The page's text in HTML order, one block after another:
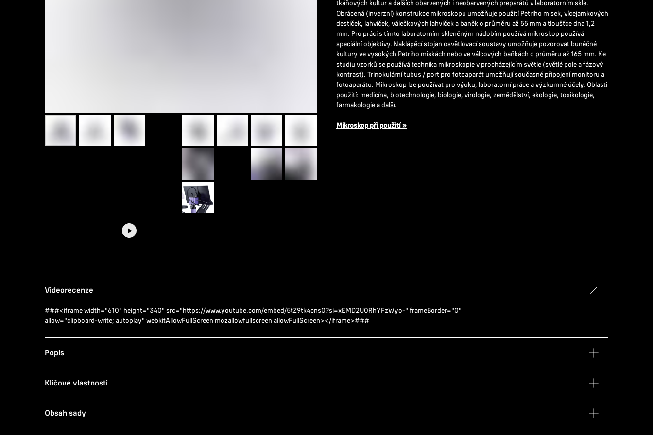
tkáňových kultur a dalších obarvených i neobarvených preparátů v laboratorním skle.
Obrácená (inverzní) konstrukce mikroskopu umožňuje použití Petriho misek, vícejamkových
destiček, lahviček, válečkových lahviček a baněk o průměru až 55 mm a tloušťce dna 1,2
mm. Pro práci s tímto laboratorním skleněným nádobím používá mikroskop používá
speciální objektivy. Naklápěcí stojan osvětlovací soustavy umožňuje pozorovat buněčné
kultury ve vysokých Petriho miskách nebo ve válcových baňkách o průměru až 165 mm. Ke
studiu vzorků se používá technika mikroskopie v procházejícím světle (světlé pole a fázový
kontrast). Trinokulární tubus / port pro fotoaparát umožňují současné připojení monitoru a
fotoaparátu. Mikroskop lze používat pro výuku, laboratorní práce a výzkumné účely. Oblasti
použití: medicína, biotechnologie, biologie, virologie, zemědělství, ekologie, toxikologie,
farmakologie a další.
Mikroskop při použití »
Videorecenze
###<iframe width="610" height="340" src="https://www.youtube.com/embed/5tZ9tk4cns0?si=xEMD2U0RhYFzWyo-" frameBorder="0"
allow="clipboard-write; autoplay" webkitAllowFullScreen mozallowfullscreen allowFullScreen></iframe>###
Popis
Klíčové vlastnosti
Obsah sady